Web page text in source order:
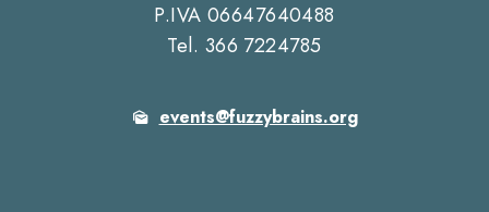
P.IVA 06647640488
Tel. 366 7224785
events@fuzzybrains.org